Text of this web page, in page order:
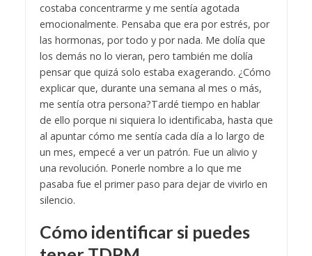
costaba concentrarme y me sentía agotada
emocionalmente. Pensaba que era por estrés, por
las hormonas, por todo y por nada. Me dolía que
los demás no lo vieran, pero también me dolía
pensar que quizá solo estaba exagerando. ¿Cómo
explicar que, durante una semana al mes o más,
me sentía otra persona?Tardé tiempo en hablar
de ello porque ni siquiera lo identificaba, hasta que
al apuntar cómo me sentía cada día a lo largo de
un mes, empecé a ver un patrón. Fue un alivio y
una revolución. Ponerle nombre a lo que me
pasaba fue el primer paso para dejar de vivirlo en
silencio.
Cómo identificar si puedes